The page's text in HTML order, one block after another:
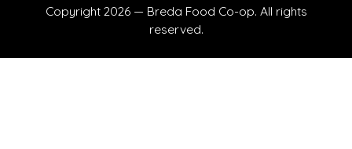
Copyright 2026 — Breda Food Co-op. All rights
reserved.